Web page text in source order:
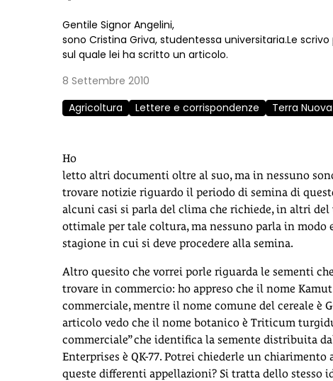
Gentile Signor Angelini,
sono Cristina Griva, studentessa universitaria.Le
sul quale lei ha scritto un articolo.
8 Settembre 2010
Agricoltura
Lettere e corrispondenze Terra
Ho
letto altri documenti oltre al suo, ma in nessuno
trovare notizie riguardo il periodo di semina di
alcuni casi si parla del clima che richiede, in altri
ottimale per tale coltura, ma nessuno parla in modo
stagione in cui si deve procedere alla semina.
Altro quesito che vorrei porle riguarda le sementi
trovare in commercio: ho appreso che il nome
commerciale, mentre il nome comune del cereale è
articolo vedo che il nome botanico è Triticum
commerciale” che identifica la semente distribuita
Enterprises è QK-77. Potrei chiederle un chiarimento
queste differenti appellazioni? Si tratta dello stesso